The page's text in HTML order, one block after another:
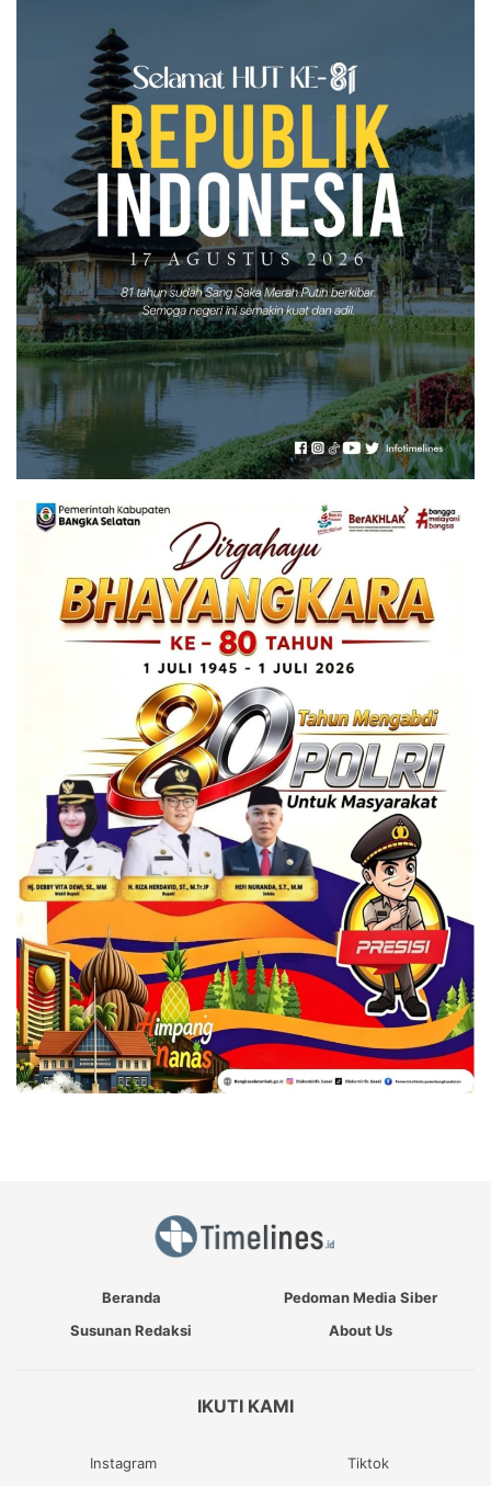
Beranda
Pedoman Media Siber
Susunan Redaksi
About Us
IKUTI KAMI
Instagram Tiktok